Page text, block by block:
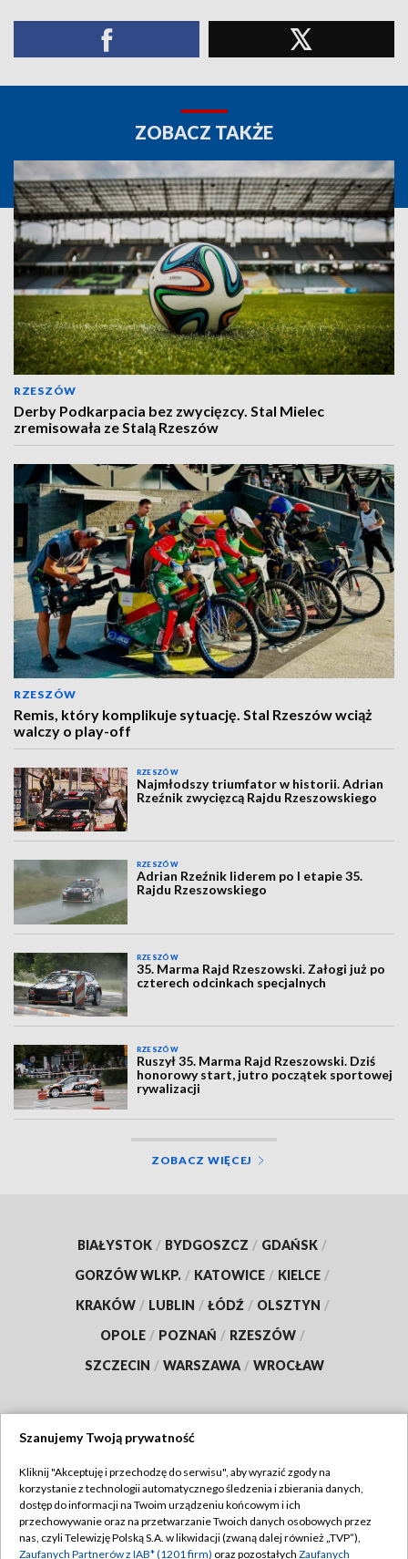
ZOBACZ TAKŻE
RZESZÓW
Derby Podkarpacia bez zwycięzcy. Stal Mielec
zremisowała ze Stalą Rzeszów
RZESZÓW
Remis, który komplikuje sytuację. Stal Rzeszów wciąż
walczy o play-off
RZESZÓW
Najmłodszy triumfator w historii. Adrian
Rzeźnik zwycięzcą Rajdu Rzeszowskiego
RZESZÓW
Adrian Rzeźnik liderem po I etapie 35.
Rajdu Rzeszowskiego
RZESZÓW
35. Marma Rajd Rzeszowski. Załogi już po
czterech odcinkach specjalnych
RZESZÓW
Ruszył 35. Marma Rajd Rzeszowski. Dziś
honorowy start, jutro początek sportowej
rywalizacji
ZOBACZ WIĘCEJ
BIAŁYSTOK / BYDGOSZCZ / GDAŃSK /
GORZÓW WLKP. / KATOWICE / KIELCE /
KRAKÓW / LUBLIN / ŁÓDŹ / OLSZTYN /
OPOLE / POZNAŃ / RZESZÓW /
SZCZECIN / WARSZAWA / WROCŁAW
TVP
Abonament TVP
Emisja w TVP
Regulamin TVP
Szanujemy Twoją prywatność
Kliknij "Akceptuję i przechodzę do serwisu", aby wyrazić zgody na
korzystanie z technologii automatycznego śledzenia i zbierania danych,
dostęp do informacji na Twoim urządzeniu końcowym i ich
przechowywanie oraz na przetwarzanie Twoich danych osobowych przez
nas, czyli Telewizję Polską S.A. w likwidacji (zwaną dalej również „TVP”),
Zaufanych Partnerów z IAB* (1201 firm) oraz pozostałych Zaufanych